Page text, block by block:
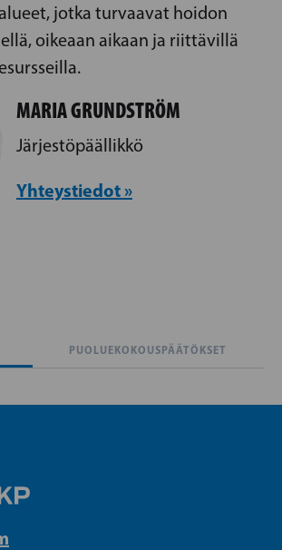
jotka turvaavat hoidon
oikeaan aikaan ja riittävillä
MARIA GRUNDSTRÖM
Järjestöpäällikkö
Yhteystiedot »
PUOLUEKOKOUSPÄÄTÖKSET